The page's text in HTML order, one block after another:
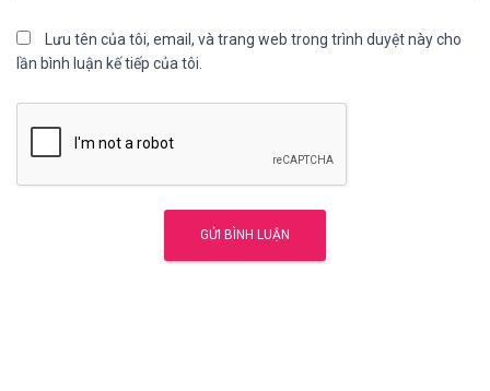
Lưu tên của tôi, email, và trang web trong trình duyệt này cho
lần bình luận kế tiếp của tôi.